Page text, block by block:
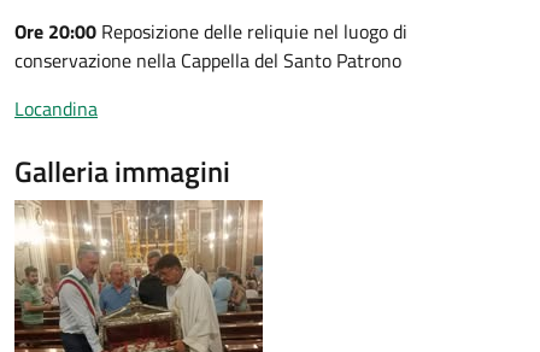
Ore 20:00 Reposizione delle reliquie nel luogo di
conservazione nella Cappella del Santo Patrono
Locandina
Galleria immagini